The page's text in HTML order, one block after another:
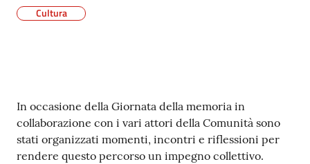
Tutti
Cultura
Contenuto
In occasione della Giornata della memoria in
collaborazione con i vari attori della Comunità sono
stati organizzati momenti, incontri e riflessioni per
rendere questo percorso un impegno collettivo.